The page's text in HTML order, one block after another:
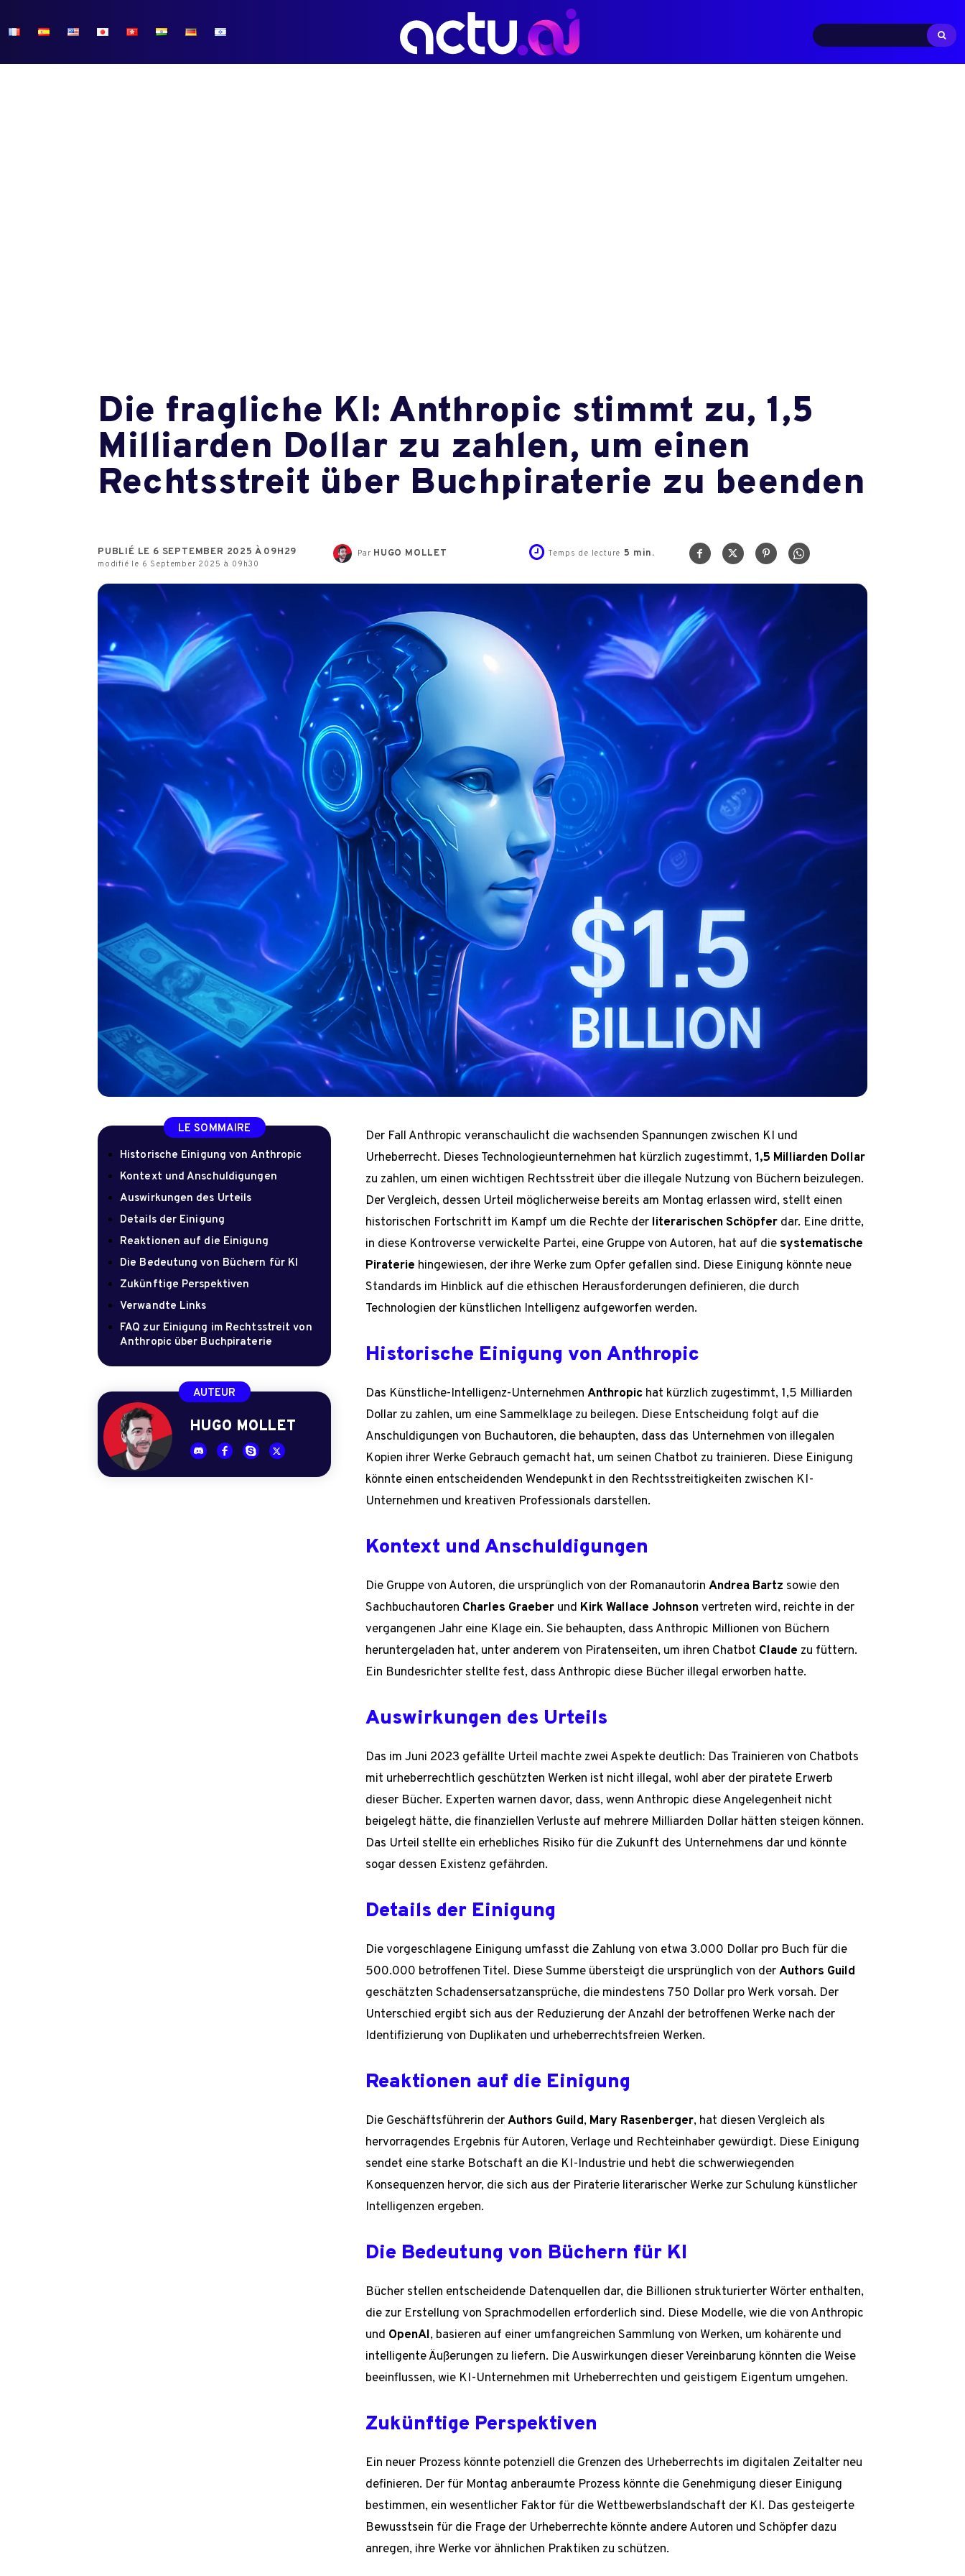
Die fragliche KI: Anthropic stimmt zu, 1,5
Milliarden Dollar zu zahlen, um einen
Rechtsstreit über Buchpiraterie zu beenden
PUBLIÉ LE 6 SEPTEMBER 2025 À 09H29
modifié le 6 September 2025 à 09h30
Par HUGO MOLLET Temps de lecture 5 min.
LE SOMMAIRE
Historische Einigung von Anthropic
Kontext und Anschuldigungen
Auswirkungen des Urteils
Details der Einigung
Reaktionen auf die Einigung
Die Bedeutung von Büchern für KI
Zukünftige Perspektiven
Verwandte Links
FAQ zur Einigung im Rechtsstreit von
Anthropic über Buchpiraterie
AUTEUR
HUGO MOLLET
Der Fall Anthropic veranschaulicht die wachsenden Spannungen zwischen KI und
Urheberrecht. Dieses Technologieunternehmen hat kürzlich zugestimmt, 1,5 Milliarden Dollar
zu zahlen, um einen wichtigen Rechtsstreit über die illegale Nutzung von Büchern beizulegen.
Der Vergleich, dessen Urteil möglicherweise bereits am Montag erlassen wird, stellt einen
historischen Fortschritt im Kampf um die Rechte der literarischen Schöpfer dar. Eine dritte,
in diese Kontroverse verwickelte Partei, eine Gruppe von Autoren, hat auf die systematische
Piraterie hingewiesen, der ihre Werke zum Opfer gefallen sind. Diese Einigung könnte neue
Standards im Hinblick auf die ethischen Herausforderungen definieren, die durch
Technologien der künstlichen Intelligenz aufgeworfen werden.
Historische Einigung von Anthropic
Das Künstliche-Intelligenz-UnternehmenAnthropic hat kürzlich zugestimmt, 1,5 Milliarden
Dollar zu zahlen, um eine Sammelklage zu beilegen. Diese Entscheidung folgt auf die
Anschuldigungen von Buchautoren, die behaupten, dass das Unternehmen von illegalen
Kopien ihrer Werke Gebrauch gemacht hat, um seinen Chatbot zu trainieren. Diese Einigung
könnte einen entscheidenden Wendepunkt in den Rechtsstreitigkeiten zwischen KI-
Unternehmen und kreativen Professionals darstellen.
Kontext und Anschuldigungen
Die Gruppe von Autoren, die ursprünglich von der RomanautorinAndrea Bartz sowie den
Sachbuchautoren Charles Graeber und Kirk Wallace Johnsonvertreten wird, reichte in der
vergangenen Jahr eine Klage ein. Sie behaupten, dass Anthropic Millionen von Büchern
heruntergeladen hat, unter anderem von Piratenseiten, um ihren Chatbot Claude zu füttern.
Ein Bundesrichter stellte fest, dass Anthropic diese Bücher illegal erworben hatte.
Auswirkungen des Urteils
Das im Juni 2023 gefällte Urteil machte zwei Aspekte deutlich: Das Trainieren von Chatbots
mit urheberrechtlich geschützten Werken ist nicht illegal, wohl aber der piratete Erwerb
dieser Bücher. Experten warnen davor, dass, wenn Anthropic diese Angelegenheit nicht
beigelegt hätte, die finanziellen Verluste auf mehrere Milliarden Dollar hätten steigen können.
Das Urteil stellte ein erhebliches Risiko für die Zukunft des Unternehmens dar und könnte
sogar dessen Existenz gefährden.
Details der Einigung
Die vorgeschlagene Einigung umfasst die Zahlung von etwa 3.000 Dollar pro Buch für die
500.000 betroffenen Titel. Diese Summe übersteigt die ursprünglich von derAuthors Guild
geschätzten Schadensersatzansprüche, die mindestens 750 Dollar pro Werk vorsah. Der
Unterschied ergibt sich aus der Reduzierung der Anzahl der betroffenen Werke nach der
Identifizierung von Duplikaten und urheberrechtsfreien Werken.
Reaktionen auf die Einigung
Die Geschäftsführerin derAuthors Guild, Mary Rasenberger, hat diesen Vergleich als
hervorragendes Ergebnis für Autoren, Verlage und Rechteinhaber gewürdigt. Diese Einigung
sendet eine starke Botschaft an die KI-Industrie und hebt die schwerwiegenden
Konsequenzen hervor, die sich aus der Piraterie literarischer Werke zur Schulung künstlicher
Intelligenzen ergeben.
Die Bedeutung von Büchern für KI
Bücher stellen entscheidende Datenquellen dar, die Billionen strukturierter Wörter enthalten,
die zur Erstellung von Sprachmodellen erforderlich sind. Diese Modelle, wie die von Anthropic
und OpenAI, basieren auf einer umfangreichen Sammlung von Werken, um kohärente und
intelligente Äußerungen zu liefern. Die Auswirkungen dieser Vereinbarung könnten die Weise
beeinflussen, wie KI-Unternehmen mit Urheberrechten und geistigem Eigentum umgehen.
Zukünftige Perspektiven
Ein neuer Prozess könnte potenziell die Grenzen des Urheberrechts im digitalen Zeitalter neu
definieren. Der für Montag anberaumte Prozess könnte die Genehmigung dieser Einigung
bestimmen, ein wesentlicher Faktor für die Wettbewerbslandschaft der KI. Das gesteigerte
Bewusstsein für die Frage der Urheberrechte könnte andere Autoren und Schöpfer dazu
anregen, ihre Werke vor ähnlichen Praktiken zu schützen.